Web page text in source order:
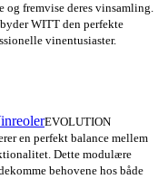
og fremvise deres vinsamling.
WITT den perfekte
vinentusiaster.
EVOLUTION
en perfekt balance mellem
Dette modulære
behovene hos både